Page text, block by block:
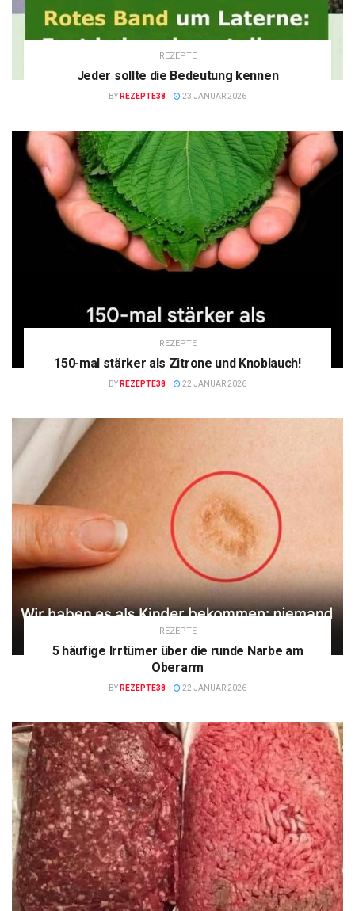
REZEPTE
Jeder sollte die Bedeutung kennen
BY REZEPTE38 23 JANUAR 2026
REZEPTE
150-mal stärker als Zitrone und Knoblauch!
BY REZEPTE38 22 JANUAR 2026
REZEPTE
5 häufige Irrtümer über die runde Narbe am
Oberarm
BY REZEPTE38 22 JANUAR 2026